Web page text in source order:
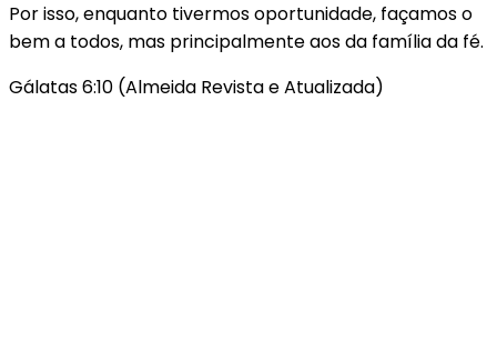
Por isso, enquanto tivermos oportunidade, façamos o
bem a todos, mas principalmente aos da família da fé.
Gálatas 6:10 (Almeida Revista e Atualizada)